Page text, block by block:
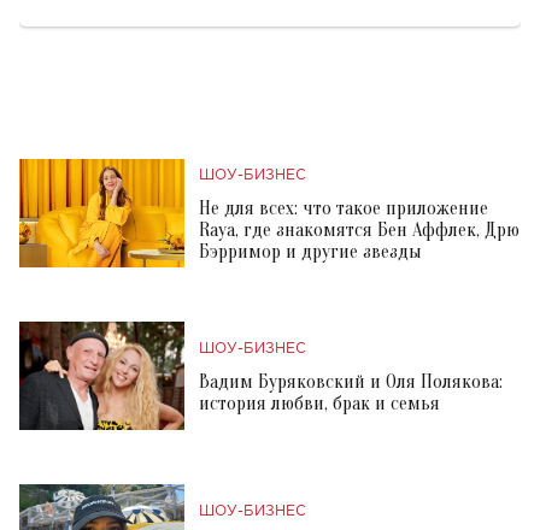
ШОУ-БИЗНЕС
Не для всех: что такое приложение
Raya, где знакомятся Бен Аффлек, Дрю
Бэрримор и другие звезды
ШОУ-БИЗНЕС
Вадим Буряковский и Оля Полякова:
история любви, брак и семья
ШОУ-БИЗНЕС